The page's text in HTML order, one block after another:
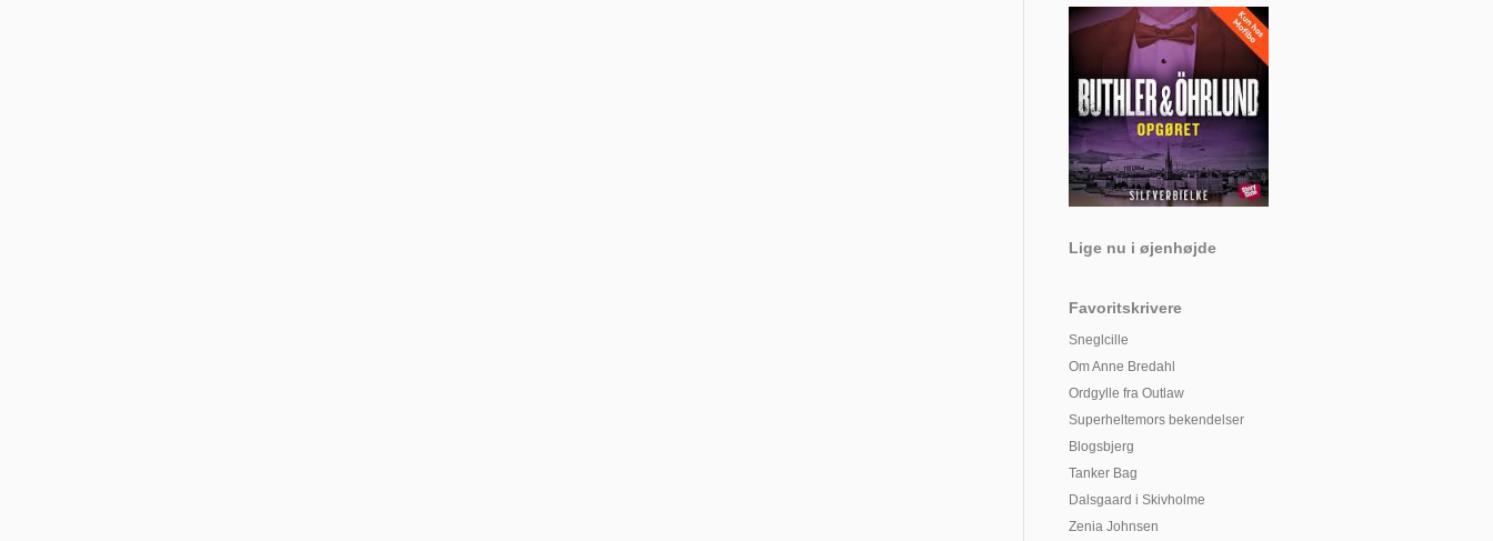
Lige nu i øjenhøjde
Favoritskrivere
Sneglcille
Om Anne Bredahl
Ordgylle fra Outlaw
Superheltemors bekendelser
Blogsbjerg
Tanker Bag
Dalsgaard i Skivholme
Zenia Johnsen